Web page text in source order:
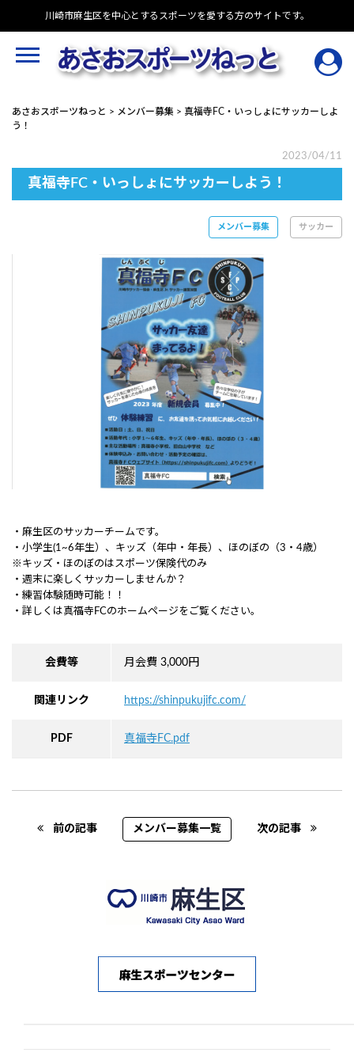
川崎市麻生区を中心とするスポーツを愛する方のサイトです。
あさおスポーツねっと > メンバー募集 > 真福寺FC・いっしょにサッカーしよ
う！
2023/04/11
真福寺FC・いっしょにサッカーしよう！
メンバー募集 サッカー
・麻生区のサッカーチームです。
・小学生(1~6年生）、キッズ（年中・年長）、ほのぼの（3・4歳）
※キッズ・ほのぼのはスポーツ保険代のみ
・週末に楽しくサッカーしませんか？
・練習体験随時可能！！
・詳しくは真福寺FCのホームページをご覧ください。
会費等 月会費 3,000円
関連リンク https://shinpukujifc.com/
PDF 真福寺FC.pdf
Post navigation
前の記事 メンバー募集一覧 次の記事